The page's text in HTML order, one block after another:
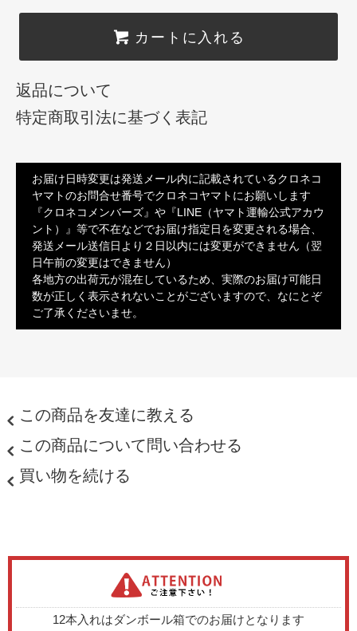
カートに入れる
返品について
特定商取引法に基づく表記
お届け日時変更は発送メール内に記載されているクロネコ
ヤマトのお問合せ番号でクロネコヤマトにお願いします
『クロネコメンバーズ』や『LINE（ヤマト運輸公式アカウ
ント）』等で不在などでお届け指定日を変更される場合、
発送メール送信日より２日以内には変更ができません（翌
日午前の変更はできません）
各地方の出荷元が混在しているため、実際のお届け可能日
数が正しく表示されないことがございますので、なにとぞ
ご了承くださいませ。
この商品を友達に教える
この商品について問い合わせる
買い物を続ける
12本入れはダンボール箱でのお届けとなります